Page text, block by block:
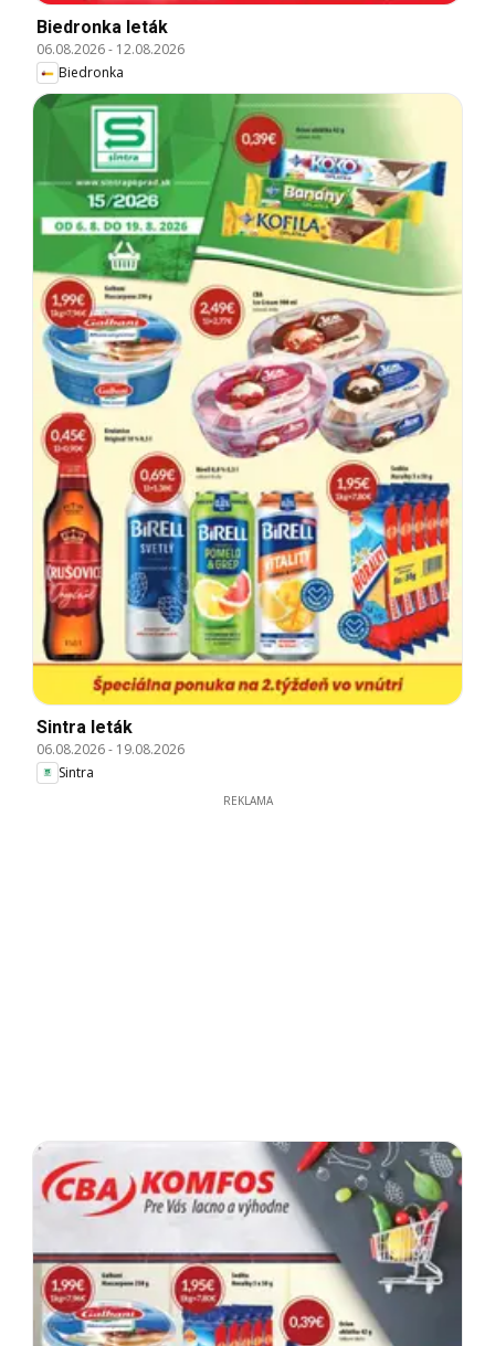
Biedronka leták
06.08.2026- 12.08.2026
Biedronka
Sintra leták
06.08.2026- 19.08.2026
Sintra
REKLAMA